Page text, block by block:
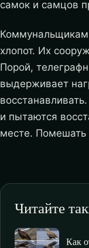
самок и самцов
Коммунальщикам
хлопот. Их
Порой,
выдерживает
и пытаются
месте. Помешать
Читайте
Как